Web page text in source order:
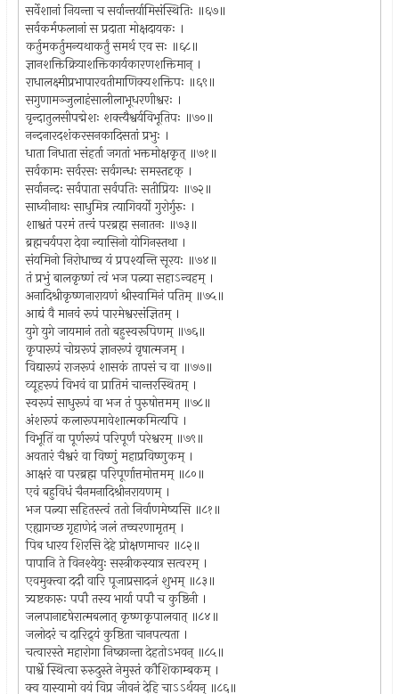
सर्वेशानां नियन्ता च सर्वान्तर्यामिसंस्थितिः ॥६७॥
सर्वकर्मफलानां स प्रदाता मोक्षदायकः ।
कर्तुमकर्तुमन्यथाकर्तुं समर्थ एव सः ॥६८॥
ज्ञानशक्तिक्रियाशक्तिकार्यकारणशक्तिमान् ।
राधालक्ष्मीप्रभापारवतीमाणिक्यशक्तिपः ॥६९॥
सगुणामञ्जुलाहंसालीलाभूधरणीश्वरः ।
वृन्दातुलसीपद्मेशः शक्त्यैश्वर्यविभूतिपः ॥७०॥
नन्दनारदशंकरसनकादिसतां प्रभुः ।
धाता निधाता संहर्ता जगतां भक्तमोक्षकृत् ॥७१॥
सर्वकामः सर्वरसः सर्वगन्धः समस्तदृक् ।
सर्वानन्दः सर्वपाता सर्वपतिः सतीप्रियः ॥७२॥
साध्वीनाथः साधुमित्र त्यागिवर्यो गुरोर्गुरुः ।
शाश्वतं परमं तत्त्वं परब्रह्म सनातनः ॥७३॥
ब्रह्मचर्यपरा देवा न्यासिनो योगिनस्तथा ।
संयमिनो निरोधाच्च यं प्रपश्यन्ति सूरयः ॥७४॥
तं प्रभुं बालकृष्णं त्वं भज पत्न्या सहाऽन्वहम् ।
अनादिश्रीकृष्णनारायणं श्रीस्वामिनं पतिम् ॥७५॥
आद्यं वै मानवं रूपं पारमेश्वरसंज्ञितम् ।
युगे युगे जायमानं ततो बहुस्वरूपिणम् ॥७६॥
कृपारूपं चोग्ररूपं ज्ञानरूपं वृषात्मजम् ।
विद्यारूपं राजरूपं शासकं तापसं च वा ॥७७॥
व्यूहरूपं विभवं वा प्रातिमं चान्तरस्थितम् ।
स्वरूपं साधुरूपं वा भज तं पुरुषोत्तमम् ॥७८॥
अंशरूपं कलारूपमावेशात्मकमित्यपि ।
विभूतिं वा पूर्णरूपं परिपूर्णं परेश्वरम् ॥७९॥
अवतारं चैश्वरं वा विष्णुं महाप्रविष्णुकम् ।
आक्षरं वा परब्रह्म परिपूर्णात्तमोत्तमम् ॥८०॥
एवं बहुविधं चैनमनादिश्रीनरायणम् ।
भज पत्न्या सहितस्त्वं ततो निर्वाणमेष्यसि ॥८१॥
एह्यागच्छ गृहाणेदं जलं तच्चरणामृतम् ।
पिब धारय शिरसि देहे प्रोक्षणमाचर ॥८२॥
पापानि ते विनश्येयुः सस्त्रीकस्यात्र सत्वरम् ।
एवमुक्त्वा ददौ वारि पूजाप्रसादजं शुभम् ॥८३॥
त्र्यष्टकारुः पपौ तस्य भार्या पपौ च कुष्ठिनी ।
जलपानादृषेरात्मबलात् कृष्णकृपालवात् ॥८४॥
जलोदरं च दारिद्र्यं कुष्ठिता चानपत्यता ।
चत्वारस्ते महारोगा निष्क्रान्ता देहतोऽभवन् ॥८५॥
पार्श्वे स्थित्वा रुरुदुस्ते नेमुस्तं कौशिकाम्बकम् ।
क्व यास्यामो वयं विप्र जीवनं देहि चाऽऽर्थयन् ॥८६॥